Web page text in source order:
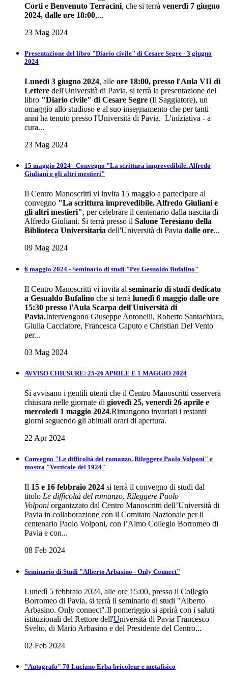
Corti e Benvenuto Terracini, che si terrà venerdì 7 giugno
2024, dalle ore 18:00,...
23 Mag 2024
Presentazione del libro "Diario civile" di Cesare Segre - 3 giugno
2024
Lunedì 3 giugno 2024, alle ore 18:00, presso l'Aula VII di
Lettere dell'Università di Pavia, si terrà la presentazione del
libro "Diario civile" di Cesare Segre (Il Saggiatore), un
omaggio allo studioso e al suo insegnamento che per tanti
anni ha tenuto presso l'Università di Pavia. L'iniziativa - a
cura...
23 Mag 2024
15 maggio 2024 - Convegno "La scrittura imprevedibile. Alfredo
Giuliani e gli altri mestieri"
Il Centro Manoscritti vi invita 15 maggio a partecipare al
convegno "La scrittura imprevedibile. Alfredo Giuliani e
gli altri mestieri", per celebrare il centenario dalla nascita di
Alfredo Giuliani. Si terrà presso il Salone Teresiano della
Biblioteca Universitaria dell'Università di Pavia dalle ore...
09 Mag 2024
6 maggio 2024 - Seminario di studi "Per Gesualdo Bufalino"
Il Centro Manoscritti vi invita al seminario di studi dedicato
a Gesualdo Bufalino che si terrà lunedì 6 maggio dalle ore
15:30 presso l'Aula Scarpa dell'Università di
Pavia.Intervengono Giuseppe Antonelli, Roberto Santachiara,
Giulia Cacciatore, Francesca Caputo e Christian Del Vento
per...
03 Mag 2024
AVVISO CHIUSURE: 25-26 APRILE E 1 MAGGIO 2024
Si avvisano i gentili utenti che il Centro Manoscritti osserverà
chiusura nelle giornate di giovedì 25, venerdì 26 aprile e
mercoledì 1 maggio 2024.Rimangono invariati i restanti
giorni seguendo gli abituali orari di apertura.
22 Apr 2024
Convegno "Le difficoltà del romanzo. Rileggere Paolo Volponi" e
mostra "Verticale del 1924"
Il 15 e 16 febbraio 2024 si terrà il convegno di studi dal
titolo Le difficoltà del romanzo. Rileggere Paolo
Volponi organizzato dal Centro Manoscritti dell’Università di
Pavia in collaborazione con il Comitato Nazionale per il
centenario Paolo Volponi, con l’Almo Collegio Borromeo di
Pavia e con...
08 Feb 2024
Seminario di Studi "Alberto Arbasino - Only Connect"
Lunedì 5 febbraio 2024, alle ore 15:00, presso il Collegio
Borromeo di Pavia, si terrà il seminario di studi "Alberto
Arbasino. Only connect".Il pomeriggio si aprirà con i saluti
istituzionali del Rettore dell'Università di Pavia Francesco
Svelto, di Mario Arbasino e del Presidente del Centro...
02 Feb 2024
"Autografo" 70 Luciano Erba bricoleur e metafisico